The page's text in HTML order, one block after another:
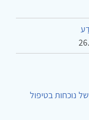
נוכחות בטיפול